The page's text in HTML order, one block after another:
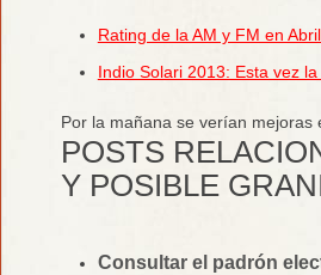
Rating de la AM y FM en
Indio Solari 2013: Esta vez
Por la mañana se verían mejoras
POSTS
Y POSIBLE
Consultar el padrón